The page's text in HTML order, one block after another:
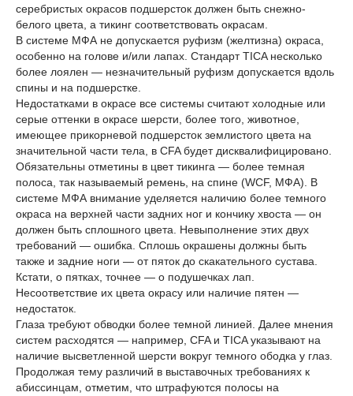
серебристых окрасов подшерсток должен быть снежно-
белого цвета, а тикинг соответствовать окрасам.
В системе МФА не допускается руфизм (желтизна) окраса,
особенно на голове и/или лапах. Стандарт TICA несколько
более лоялен — незначительный руфизм допускается вдоль
спины и на подшерстке.
Недостатками в окрасе все системы считают холодные или
серые оттенки в окрасе шерсти, более того, животное,
имеющее прикорневой подшерсток землистого цвета на
значительной части тела, в CFA будет дисквалифицировано.
Обязательны отметины в цвет тикинга — более темная
полоса, так называемый ремень, на спине (WCF, МФА). В
системе МФА внимание уделяется наличию более темного
окраса на верхней части задних ног и кончику хвоста — он
должен быть сплошного цвета. Невыполнение этих двух
требований — ошибка. Сплошь окрашены должны быть
также и задние ноги — от пяток до скакательного сустава.
Кстати, о пятках, точнее — о подушечках лап.
Несоответствие их цвета окрасу или наличие пятен —
недостаток.
Глаза требуют обводки более темной линией. Далее мнения
систем расходятся — например, CFA и TICA указывают на
наличие высветленной шерсти вокруг темного ободка у глаз.
Продолжая тему различий в выставочных требованиях к
абиссинцам, отметим, что штрафуются полосы на